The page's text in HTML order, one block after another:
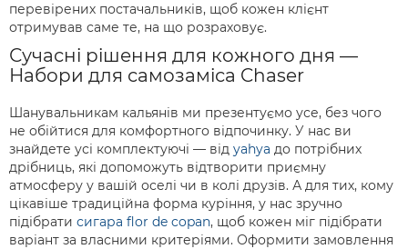
перевірених постачальників, щоб кожен клієнт
отримував саме те, на що розраховує.
Сучасні рішення для кожного дня —
Набори для самозаміса Chaser
Шанувальникам кальянів ми презентуємо усе, без чого
не обійтися для комфортного відпочинку. У нас ви
знайдете усі комплектуючі — від yahya до потрібних
дрібниць, які допоможуть відтворити приємну
атмосферу у вашій оселі чи в колі друзів. А для тих, кому
цікавіше традиційна форма куріння, у нас зручно
підібрати сигара flor de copan, щоб кожен міг підібрати
варіант за власними критеріями. Оформити замовлення